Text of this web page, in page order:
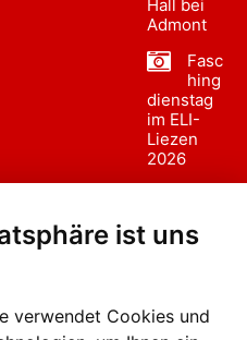
ist uns
verwendet Cookies und
Hall bei
Admont
Fasc
hing
dienstag
im ELI-
Liezen
2026
sumzug
Liezen